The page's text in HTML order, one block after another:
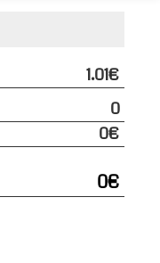
1.01€
0
0€
0€